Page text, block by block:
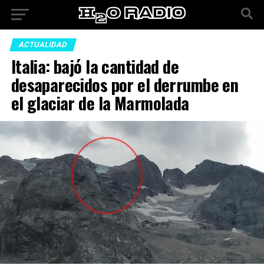
ACTUALIDAD
Italia: bajó la cantidad de
desaparecidos por el derrumbe en
el glaciar de la Marmolada